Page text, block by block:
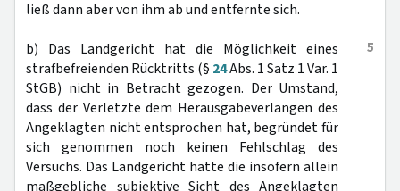
ließ dann aber von ihm ab und entfernte sich.
5
b) Das Landgericht hat die Möglichkeit eines
strafbefreienden Rücktritts (§ 24Abs. 1 Satz 1 Var. 1
StGB) nicht in Betracht gezogen. Der Umstand,
dass der Verletzte dem Herausgabeverlangen des
Angeklagten nicht entsprochen hat, begründet für
sich genommen noch keinen Fehlschlag des
Versuchs. Das Landgericht hätte die insofern allein
maßgebliche subjektive Sicht des Angeklagten